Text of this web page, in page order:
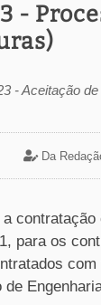
-
- Aceitação
Da
para os